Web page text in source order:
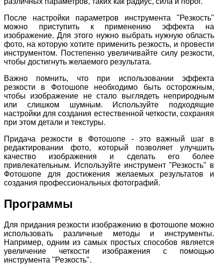
После настройки параметров инструмента "Резкость"
можно приступить к применению эффекта на
изображение. Для этого нужно выбрать нужную область
фото, на которую хотите применить резкость, и провести
инструментом. Постепенно увеличивайте силу резкости,
чтобы достигнуть желаемого результата.
Важно помнить, что при использовании эффекта
резкости в Фотошопе необходимо быть осторожным,
чтобы изображение не стало выглядеть неприродным
или слишком шумным. Используйте подходящие
настройки для создания естественной четкости, сохраняя
при этом детали и текстуры.
Придача резкости в Фотошопе - это важный шаг в
редактировании фото, который позволяет улучшить
качество изображения и сделать его более
привлекательным. Используйте инструмент "Резкость" в
Фотошопе для достижения желаемых результатов и
создания профессиональных фотографий.
Программы
Для придания резкости изображению в фотошопе можно
использовать различные методы и инструменты.
Например, одним из самых простых способов является
увеличение четкости изображения с помощью
инструмента "Резкость".